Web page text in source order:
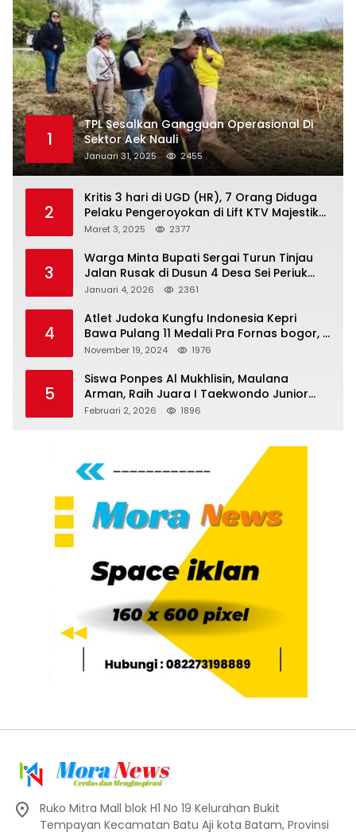
1
TPL Sesalkan Gangguan Operasional Di
Sektor Aek Nauli
Januari 31, 2025 2455
2
Kritis 3 hari di UGD (HR), 7 Orang Diduga
Pelaku Pengeroyokan di Lift KTV Majestik
Melenggang Bebas, Kantor Hukum JAP
Tanjungpinang
Maret 3, 2025 2377
3
Warga Minta Bupati Sergai Turun Tinjau
Jalan Rusak di Dusun 4 Desa Sei Periuk
Serdang Bedagai
Januari 4, 2026 2361
4
Atlet Judoka Kungfu Indonesia Kepri
Bawa Pulang 11 Medali Pra Fornas bogor, 3
Emas dan 8 Perunggu.
November 19, 2024 1976
5
Siswa Ponpes Al Mukhlisin, Maulana
Arman, Raih Juara I Taekwondo Junior
Putra di Riau National Championship 2026
Februari 2, 2026 1896
Ruko Mitra Mall blok H1 No 19 Kelurahan Bukit
Tempayan Kecamatan Batu Aji kota Batam, Provinsi